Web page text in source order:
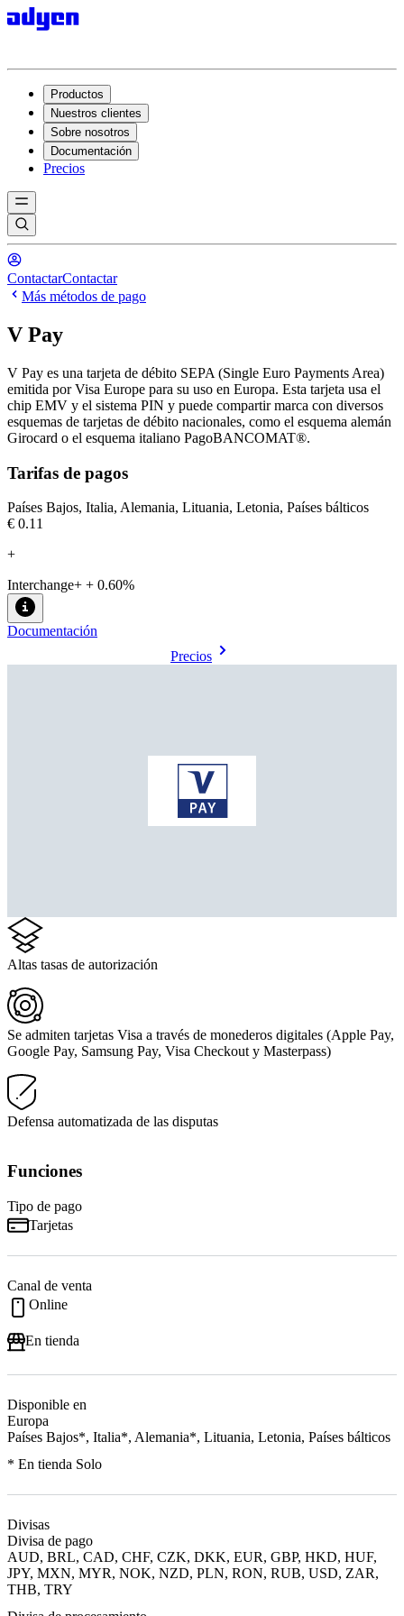
Productos
Nuestros clientes
Sobre nosotros
Documentación
Precios
ContactarContactar
Más métodos de pago
V Pay
V Pay es una tarjeta de débito SEPA (Single Euro Payments Area)
emitida por Visa Europe para su uso en Europa. Esta tarjeta usa el
chip EMV y el sistema PIN y puede compartir marca con diversos
esquemas de tarjetas de débito nacionales, como el esquema alemán
Girocard o el esquema italiano PagoBANCOMAT®.
Tarifas de pagos
Países Bajos, Italia, Alemania, Lituania, Letonia, Países bálticos
€0.11
+
Interchange+ + 0.60%
Documentación
Precios
Altas tasas de autorización
Se admiten tarjetas Visa a través de monederos digitales (Apple Pay,
Google Pay, Samsung Pay, Visa Checkout y Masterpass)
Defensa automatizada de las disputas
Funciones
Tipo de pago
Tarjetas
Canal de venta
Online
En tienda
Disponible en
Europa
Países Bajos*, Italia*, Alemania*, Lituania, Letonia, Países bálticos
* En tienda Solo
Divisas
Divisa de pago
AUD, BRL, CAD, CHF, CZK, DKK, EUR, GBP, HKD, HUF,
JPY, MXN, MYR, NOK, NZD, PLN, RON, RUB, USD, ZAR,
THB, TRY